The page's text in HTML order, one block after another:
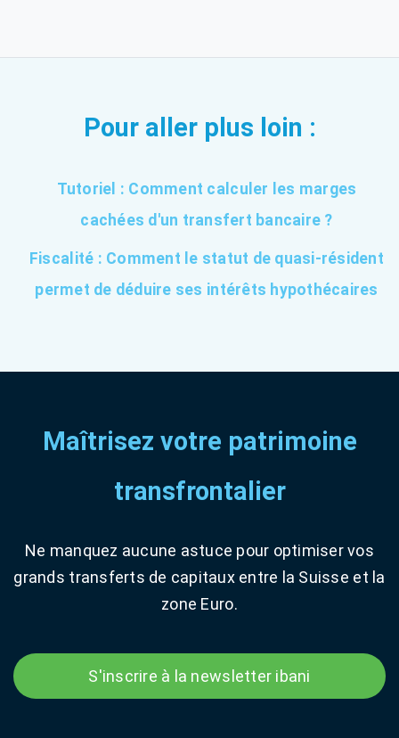
Pour aller plus loin :
Tutoriel : Comment calculer les marges
cachées d'un transfert bancaire ?
Fiscalité : Comment le statut de quasi-résident
permet de déduire ses intérêts hypothécaires
Maîtrisez votre patrimoine
transfrontalier
Ne manquez aucune astuce pour optimiser vos
grands transferts de capitaux entre la Suisse et la
zone Euro.
S'inscrire à la newsletter ibani